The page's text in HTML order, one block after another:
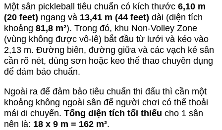
Một sân pickleball tiêu chuẩn có kích thước 6,10 m
(20 feet) ngang và 13,41 m (44 feet) dài (diện tích
khoảng 81,8 m²). Trong đó, khu Non-Volley Zone
(vùng không được vô-lê) bắt đầu từ lưới và kéo vào
2,13 m. Đường biên, đường giữa và các vạch kẻ sân
cần rõ nét, dùng sơn hoặc keo thể thao chuyên dụng
để đảm bảo chuẩn.
Ngoài ra để đảm bảo tiêu chuẩn thi đấu thì cần một
khoảng không ngoài sân để người chơi có thể thoải
mái di chuyển. Tổng diện tích tối thiểu cho 1 sân
nên là: 18 x 9 m = 162 m².